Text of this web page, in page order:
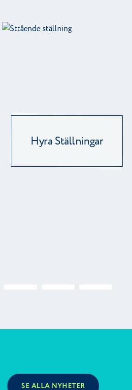
Hyra Ställningar
SE ALLA NYHETER